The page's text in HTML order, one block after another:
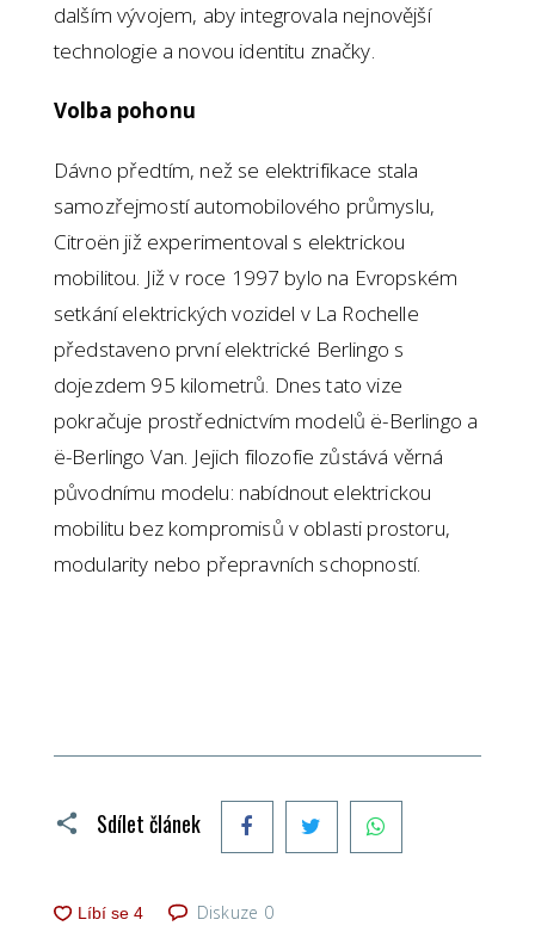
dalším vývojem, aby integrovala nejnovější
technologie a novou identitu značky.
Volba pohonu
Dávno předtím, než se elektrifikace stala
samozřejmostí automobilového průmyslu,
Citroën již experimentoval s elektrickou
mobilitou. Již v roce 1997 bylo na Evropském
setkání elektrických vozidel v La Rochelle
představeno první elektrické Berlingo s
dojezdem 95 kilometrů. Dnes tato vize
pokračuje prostřednictvím modelů ë-Berlingo a
ë-Berlingo Van. Jejich filozofie zůstává věrná
původnímu modelu: nabídnout elektrickou
mobilitu bez kompromisů v oblasti prostoru,
modularity nebo přepravních schopností.
Sdílet článek FacebookTwitter
Diskuze 0